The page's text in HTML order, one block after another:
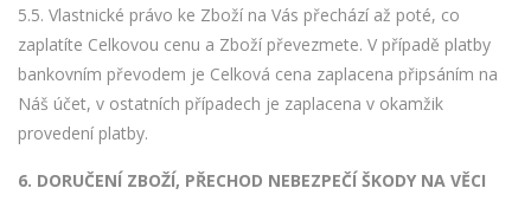
5.5. Vlastnické právo ke Zboží na Vás přechází až poté, co
zaplatíte Celkovou cenu a Zboží převezmete. V případě platby
bankovním převodem je Celková cena zaplacena připsáním na
Náš účet, v ostatních případech je zaplacena v okamžik
provedení platby.
6. DORUČENÍ ZBOŽÍ, PŘECHOD NEBEZPEČÍ ŠKODY NA VĚCI